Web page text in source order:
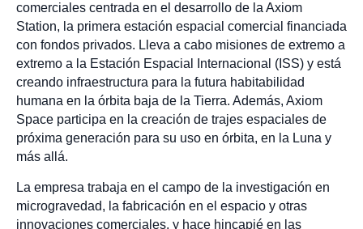
comerciales centrada en el desarrollo de la Axiom
Station, la primera estación espacial comercial financiada
con fondos privados. Lleva a cabo misiones de extremo a
extremo a la Estación Espacial Internacional (ISS) y está
creando infraestructura para la futura habitabilidad
humana en la órbita baja de la Tierra. Además, Axiom
Space participa en la creación de trajes espaciales de
próxima generación para su uso en órbita, en la Luna y
más allá.
La empresa trabaja en el campo de la investigación en
microgravedad, la fabricación en el espacio y otras
innovaciones comerciales, y hace hincapié en las